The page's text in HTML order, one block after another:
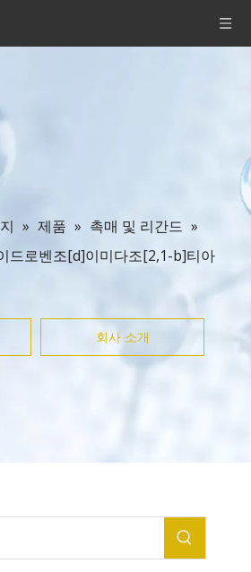
» 제품 » 촉매 및 리간드 »
드로벤조[d]이미다조[2,1-b]티아
회사 소개